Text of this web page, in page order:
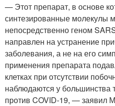
— Этот препарат, в основе
синтезированные молекулы
непосредственно геном
направлен на устранение
заболевания, а не на его
применения препарата
клетках при отсутствии
наблюдаются у большинства
против COVID-19, — заявил